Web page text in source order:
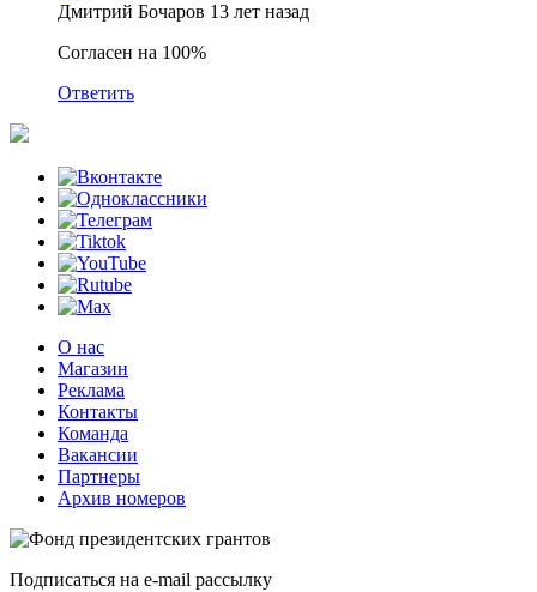
Дмитрий Бочаров 13 лет назад
Согласен на 100%
Ответить
О нас
Магазин
Реклама
Контакты
Команда
Вакансии
Партнеры
Архив номеров
Подписаться на e-mail рассылку